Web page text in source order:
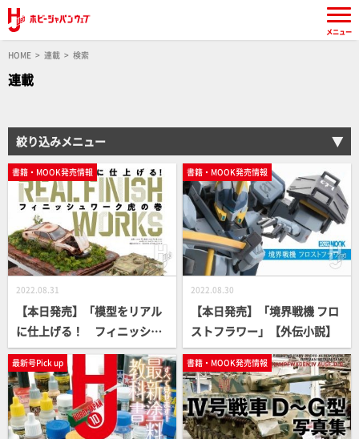
HOME 連載 検索
連載
絞り込みメニュー
書籍・MOOK発売情報
2022.08.31
【本日発売】「模型をリアル
に仕上げる！ フィニッシュ
ワーク虎の巻」【How To】
書籍・MOOK発売情報
2022.08.30
【本日発売】「境界戦機 フロ
ストフラワー」【外伝小説】
最新号Pick up 書籍・MOOK発売情報
メニュー